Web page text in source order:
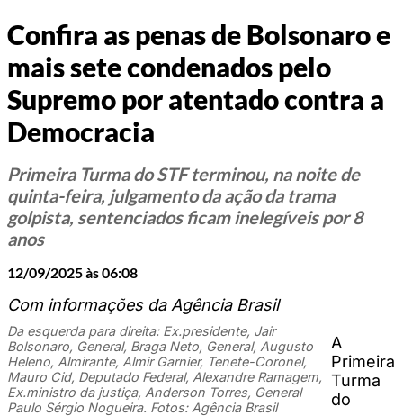
Confira as penas de Bolsonaro e
mais sete condenados pelo
Supremo por atentado contra a
Democracia
Primeira Turma do STF terminou, na noite de
quinta-feira, julgamento da ação da trama
golpista, sentenciados ficam inelegíveis por 8
anos
12/09/2025 às 06:08
Com informações da Agência Brasil
Da esquerda para direita: Ex.presidente, Jair
Bolsonaro, General, Braga Neto, General, Augusto
Heleno, Almirante, Almir Garnier, Tenete-Coronel,
Mauro Cid, Deputado Federal, Alexandre Ramagem,
Ex.ministro da justiça, Anderson Torres, General
Paulo Sérgio Nogueira. Fotos: Agência Brasil
A
Primeira
Turma
do